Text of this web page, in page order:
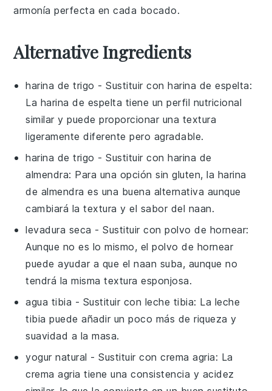
armonía perfecta en cada bocado.
Alternative Ingredients
harina de trigo - Sustituir conharina de espelta:
La harina de espelta tiene un perfil nutricional
similar y puede proporcionar una textura
ligeramente diferente pero agradable.
harina de trigo - Sustituir conharina de
almendra: Para una opción sin gluten, la harina
de almendra es una buena alternativa aunque
cambiará la textura y el sabor del naan.
levadura seca - Sustituir conpolvo de hornear:
Aunque no es lo mismo, el polvo de hornear
puede ayudar a que el naan suba, aunque no
tendrá la misma textura esponjosa.
agua tibia - Sustituir con leche tibia: La leche
tibia puede añadir un poco más de riqueza y
suavidad a la masa.
yogur natural - Sustituir concrema agria: La
crema agria tiene una consistencia y acidez